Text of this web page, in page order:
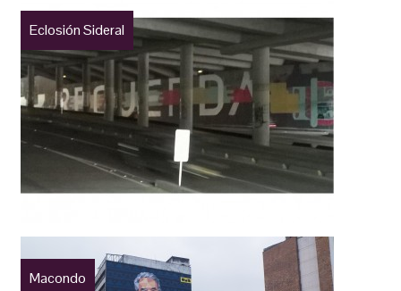
Eclosión Sideral
Macondo